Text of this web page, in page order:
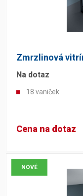
Zmrzlinová
Na dotaz
18 vaniček
Cena na dotaz
NOVÉ